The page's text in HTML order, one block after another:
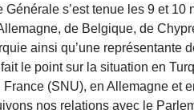
Générale s’est tenue les 9 et
de Belgique, de
ainsi qu’une représentante
le point sur la situation en
France (SNU), en Allemagne et
nos relations avec le